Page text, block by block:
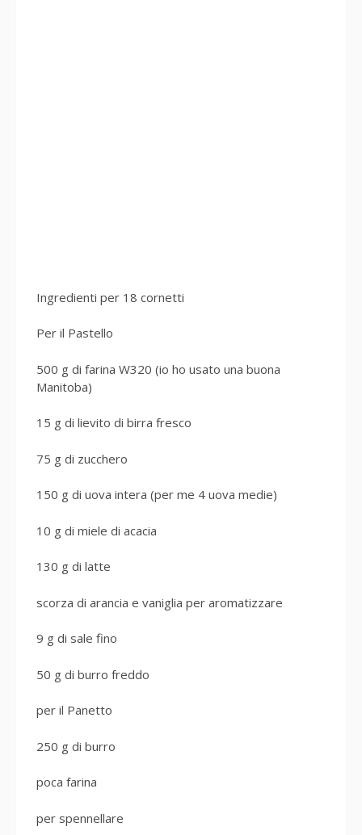
Ingredienti per 18 cornetti
Per il Pastello
500 g di farina W320 (io ho usato una buona
Manitoba)
15 g di lievito di birra fresco
75 g di zucchero
150 g di uova intera (per me 4 uova medie)
10 g di miele di acacia
130 g di latte
scorza di arancia e vaniglia per aromatizzare
9 g di sale fino
50 g di burro freddo
per il Panetto
250 g di burro
poca farina
per spennellare